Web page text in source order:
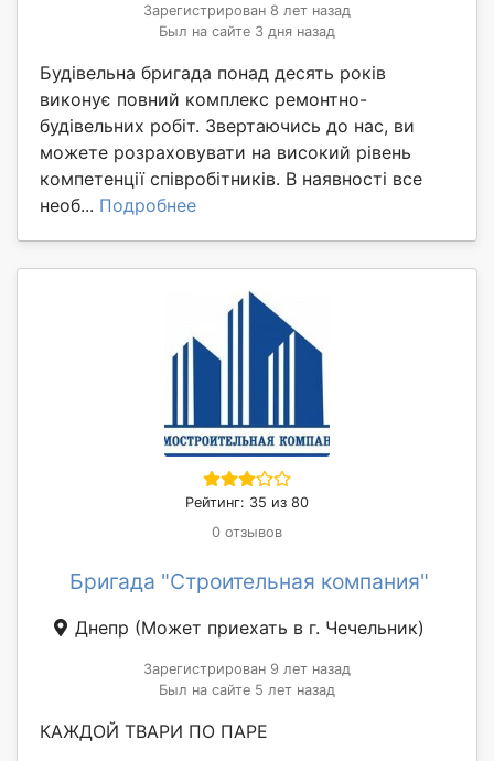
Зарегистрирован 8 лет назад
Был на сайте 3 дня назад
Будівельна бригада понад десять років
виконує повний комплекс ремонтно-
будівельних робіт. Звертаючись до нас, ви
можете розраховувати на високий рівень
компетенції співробітників. В наявності все
необ... Подробнее
Рейтинг: 35 из 80
0 отзывов
Бригада "Строительная компания"
Днепр (Может приехать в г. Чечельник)
Зарегистрирован 9 лет назад
Был на сайте 5 лет назад
КАЖДОЙ ТВАРИ ПО ПАРЕ